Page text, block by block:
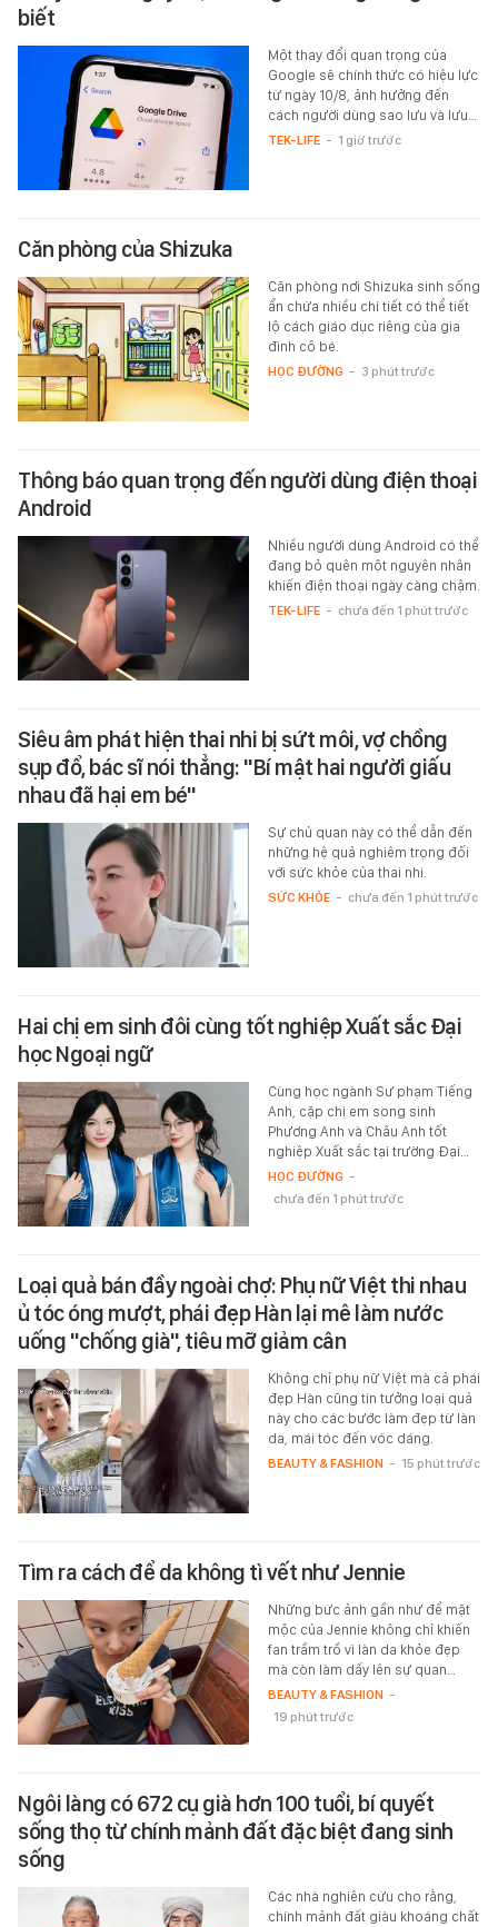
biết
Một thay đổi quan trọng của
Google sẽ chính thức có hiệu lực
từ ngày 10/8, ảnh hưởng đến
cách người dùng sao lưu và lưu…
TEK-LIFE - 1 giờ trước
Căn phòng của Shizuka
Căn phòng nơi Shizuka sinh sống
ẩn chứa nhiều chi tiết có thể tiết
lộ cách giáo dục riêng của gia
đình cô bé.
HỌC ĐƯỜNG - 3 phút trước
Thông báo quan trọng đến người dùng điện thoại
Android
Nhiều người dùng Android có thể
đang bỏ quên một nguyên nhân
khiến điện thoại ngày càng chậm.
TEK-LIFE - chưa đến 1 phút trước
Siêu âm phát hiện thai nhi bị sứt môi, vợ chồng
sụp đổ, bác sĩ nói thẳng: "Bí mật hai người giấu
nhau đã hại em bé"
Sự chủ quan này có thể dẫn đến
những hệ quả nghiêm trọng đối
với sức khỏe của thai nhi.
SỨC KHỎE - chưa đến 1 phút trước
Hai chị em sinh đôi cùng tốt nghiệp Xuất sắc Đại
học Ngoại ngữ
Cùng học ngành Sư phạm Tiếng
Anh, cặp chị em song sinh
Phương Anh và Châu Anh tốt
nghiệp Xuất sắc tại trường Đại…
HỌC ĐƯỜNG -
chưa đến 1 phút trước
Loại quả bán đầy ngoài chợ: Phụ nữ Việt thi nhau
ủ tóc óng mượt, phái đẹp Hàn lại mê làm nước
uống "chống già", tiêu mỡ giảm cân
Không chỉ phụ nữ Việt mà cả phái
đẹp Hàn cũng tin tưởng loại quả
này cho các bước làm đẹp từ làn
da, mái tóc đến vóc dáng.
BEAUTY & FASHION - 15 phút trước
Tìm ra cách để da không tì vết như Jennie
Những bức ảnh gần như để mặt
mộc của Jennie không chỉ khiến
fan trầm trồ vì làn da khỏe đẹp
mà còn làm dấy lên sự quan…
BEAUTY & FASHION -
19 phút trước
Ngôi làng có 672 cụ già hơn 100 tuổi, bí quyết
sống thọ từ chính mảnh đất đặc biệt đang sinh
sống
Các nhà nghiên cứu cho rằng,
chính mảnh đất giàu khoáng chất